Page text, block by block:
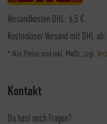
Versandkosten DHL: 6,5 €
Kostenloser Versand mit DHL
* Alle Preise sind inkl. MwSt., zzgl.
Kontakt
Du hast noch Fragen?